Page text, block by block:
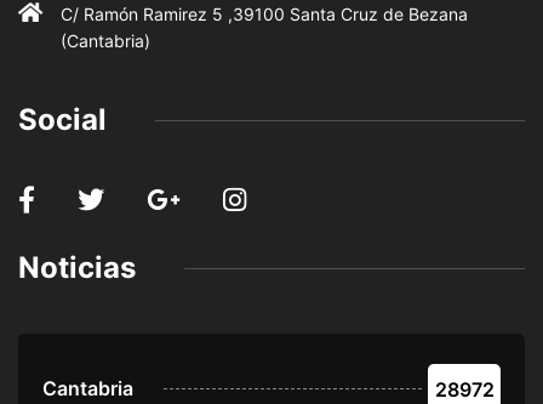
C/ Ramón Ramirez 5 ,39100 Santa Cruz de Bezana
(Cantabria)
Social
Noticias
Cantabria 28972